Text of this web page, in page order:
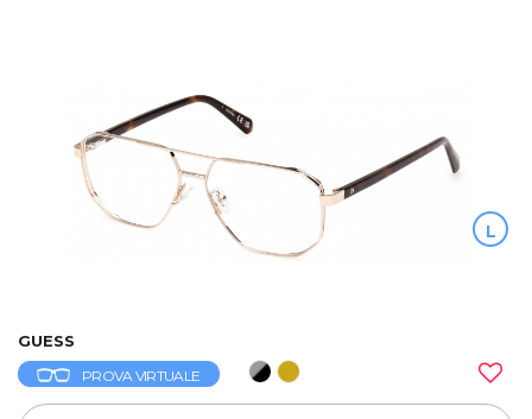
L
GUESS
PROVA VIRTUALE